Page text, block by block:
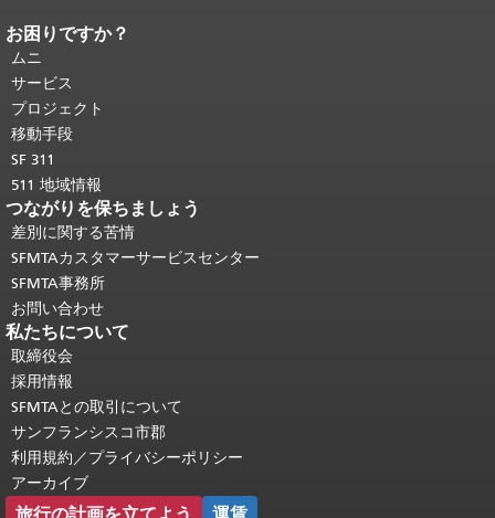
ページコンテンツの終わり。
ジの残りの部分はすべてのページで繰
り返されます。
頭に戻る。
お困りですか？
ムニ
サービス
プロジェクト
移動手段
SF 311
511 地域情報
つながりを保ちましょう
差別に関する苦情
SFMTAカスタマーサービスセンター
SFMTA事務所
お問い合わせ
私たちについて
取締役会
採用情報
SFMTAとの取引について
サンフランシスコ市郡
利用規約／プライバシーポリシー
アーカイブ